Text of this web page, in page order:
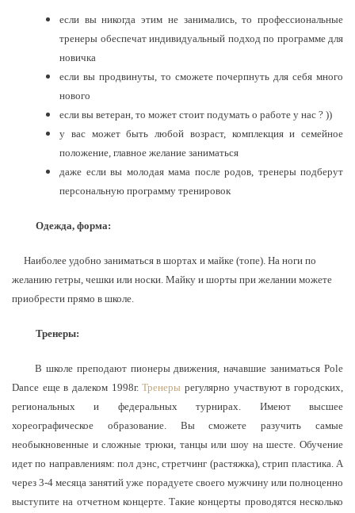
если вы никогда этим не занимались, то профессиональные
тренеры обеспечат индивидуальный подход по программе для
новичка
если вы продвинуты, то сможете почерпнуть для себя много
нового
если вы ветеран, то может стоит подумать о работе у нас ? ))
у вас может быть любой возраст, комплекция и семейное
положение, главное желание заниматься
даже если вы молодая мама после родов, тренеры подберут
персональную программу тренировок
Одежда, форма:
Наиболее удобно заниматься в шортах и майке (топе). На ноги по
желанию гетры, чешки или носки. Майку и шорты при желании можете
приобрести прямо в школе.
Тренеры:
В школе преподают пионеры движения, начавшие заниматься Pole
Dance еще в далеком 1998г.Тренеры регулярно участвуют в городских,
региональных и федеральных турнирах. Имеют высшее
хореографическое образование. Вы сможете разучить самые
необыкновенные и сложные трюки, танцы или шоу на шесте. Обучение
идет по направлениям: пол дэнс, стретчинг (растяжка), стрип пластика. А
через 3-4 месяца занятий уже порадуете своего мужчину или полноценно
выступите на отчетном концерте. Такие концерты проводятся несколько